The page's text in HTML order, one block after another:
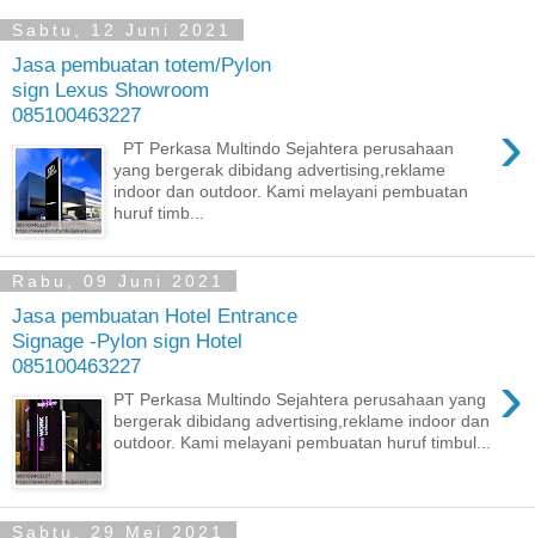
Sabtu, 12 Juni 2021
Jasa pembuatan totem/Pylon
sign Lexus Showroom
085100463227
›
PT Perkasa Multindo Sejahtera perusahaan
yang bergerak dibidang advertising,reklame
indoor dan outdoor. Kami melayani pembuatan
huruf timb...
Rabu, 09 Juni 2021
Jasa pembuatan Hotel Entrance
Signage -Pylon sign Hotel
085100463227
›
PT Perkasa Multindo Sejahtera perusahaan yang
bergerak dibidang advertising,reklame indoor dan
outdoor. Kami melayani pembuatan huruf timbul...
Sabtu, 29 Mei 2021